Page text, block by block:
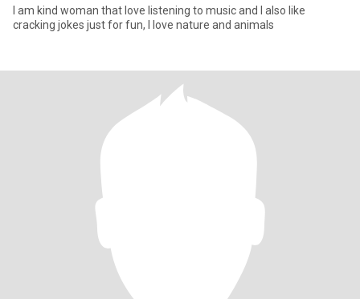
I am kind woman that love listening to music and I also like
cracking jokes just for fun, I love nature and animals